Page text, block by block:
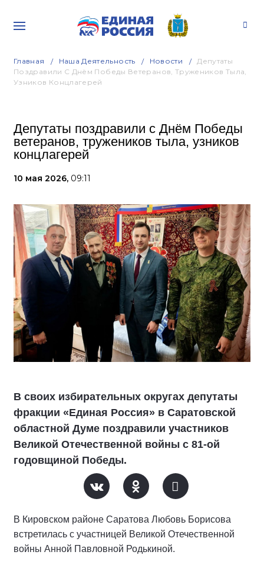
Главная Наша Деятельность Новости
Депутаты
Поздравили С Днём Победы Ветеранов, Тружеников Тыла,
Узников Концлагерей
Депутаты поздравили с Днём Победы
ветеранов, тружеников тыла, узников
концлагерей
10 мая 2026, 09:11
В своих избирательных округах депутаты
фракции «Единая Россия» в Саратовской
областной Думе поздравили участников
Великой Отечественной войны с 81-ой
годовщиной Победы.
В Кировском районе Саратова Любовь Борисова
встретилась с участницей Великой Отечественной
войны Анной Павловной Родькиной.